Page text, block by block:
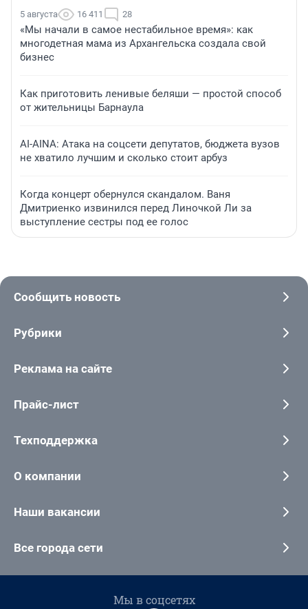
5 августа 16 411 28
«Мы начали в самое нестабильное время»: как
многодетная мама из Архангельска создала свой
бизнес
Как приготовить ленивые беляши — простой способ
от жительницы Барнаула
AI-AINA: Атака на соцсети депутатов, бюджета вузов
не хватило лучшим и сколько стоит арбуз
Когда концерт обернулся скандалом. Ваня
Дмитриенко извинился перед Линочкой Ли за
выступление сестры под ее голос
Сообщить новость
Рубрики
Реклама на сайте
Прайс-лист
Техподдержка
О компании
Наши вакансии
Все города сети
Мы в соцсетях